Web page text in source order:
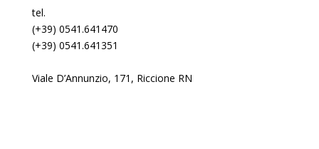
tel.
(+39) 0541.641470
(+39) 0541.641351
Viale D’Annunzio, 171, Riccione RN